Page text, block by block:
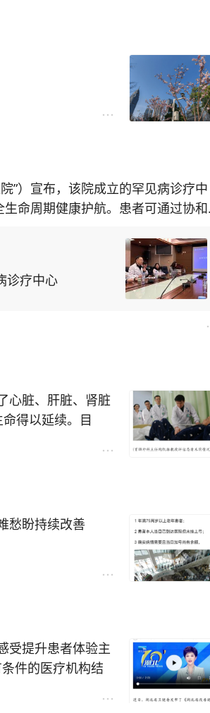
”）宣布，该院成立的罕见病诊疗中
命周期健康护航。患者可通过协和
诊疗中心
心脏、肝脏、肾脏
得以延续。目
愁盼持续改善
受提升患者体验主
件的医疗机构结